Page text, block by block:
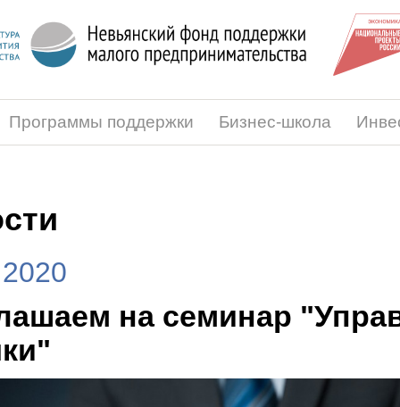
Программы поддержки Бизнес-школа
на семинар